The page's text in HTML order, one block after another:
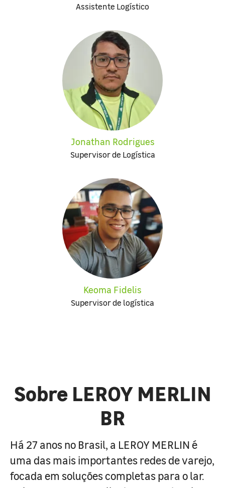
Assistente Logístico
Jonathan Rodrigues
Supervisor de Logística
Keoma Fidelis
Supervisor de logística
Sobre LEROY MERLIN
BR
Há 27 anos no Brasil, a LEROY MERLIN é
uma das mais importantes redes de varejo,
focada em soluções completas para o lar.